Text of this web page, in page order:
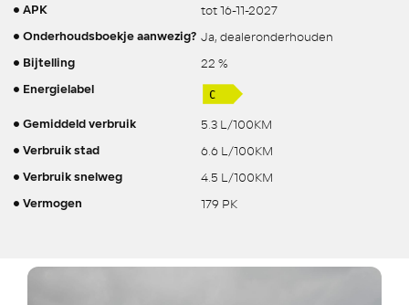
APK tot 16-11-2027
Onderhoudsboekje aanwezig? Ja, dealeronderhouden
Bijtelling 22 %
Energielabel
Gemiddeld verbruik 5.3 L/100KM
Verbruik stad 6.6 L/100KM
Verbruik snelweg 4.5 L/100KM
Vermogen 179 PK